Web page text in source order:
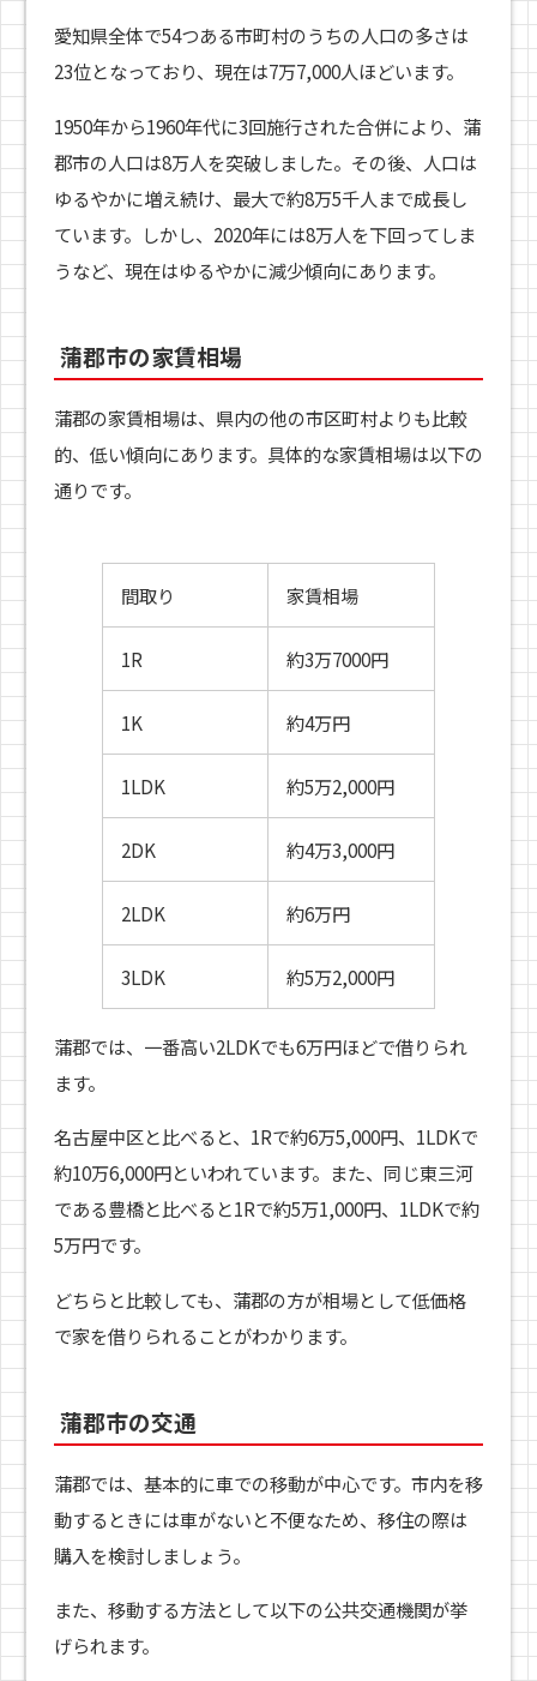
愛知県全体で54つある市町村のうちの人口の多さは
23位となっており、現在は7万7,000人ほどいます。
1950年から1960年代に3回施行された合併により、蒲
郡市の人口は8万人を突破しました。その後、人口は
ゆるやかに増え続け、最大で約8万5千人まで成長し
ています。しかし、2020年には8万人を下回ってしま
うなど、現在はゆるやかに減少傾向にあります。
蒲郡市の家賃相場
蒲郡の家賃相場は、県内の他の市区町村よりも比較
的、低い傾向にあります。具体的な家賃相場は以下の
通りです。
間取り 家賃相場
1R 約3万7000円
1K 約4万円
1LDK 約5万2,000円
2DK 約4万3,000円
2LDK 約6万円
3LDK 約5万2,000円
蒲郡では、一番高い2LDKでも6万円ほどで借りられ
ます。
名古屋中区と比べると、1Rで約6万5,000円、1LDKで
約10万6,000円といわれています。また、同じ東三河
である豊橋と比べると1Rで約5万1,000円、1LDKで約
5万円です。
どちらと比較しても、蒲郡の方が相場として低価格
で家を借りられることがわかります。
蒲郡市の交通
蒲郡では、基本的に車での移動が中心です。市内を移
動するときには車がないと不便なため、移住の際は
購入を検討しましょう。
また、移動する方法として以下の公共交通機関が挙
げられます。